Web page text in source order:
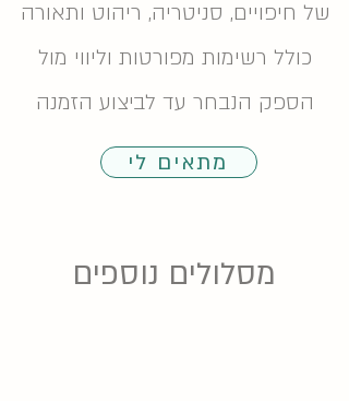
של חיפויים, סניטריה, ריהוט ותאורה
כולל רשימות מפורטות וליווי מול
הספק הנבחר עד לביצוע הזמנה
מתאים לי
מסלולים נוספים